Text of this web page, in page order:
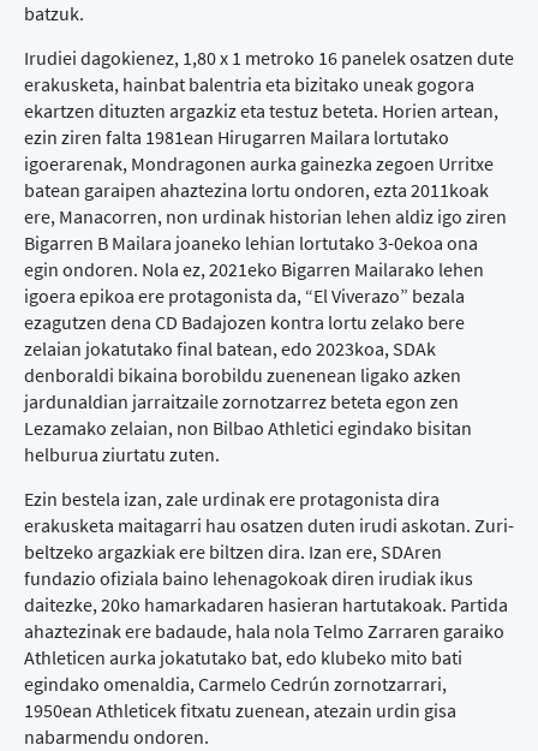
batzuk.
Irudiei dagokienez, 1,80 x 1 metroko 16 panelek osatzen dute
erakusketa, hainbat balentria eta bizitako uneak gogora
ekartzen dituzten argazkiz eta testuz beteta. Horien artean,
ezin ziren falta 1981ean Hirugarren Mailara lortutako
igoerarenak, Mondragonen aurka gainezka zegoen Urritxe
batean garaipen ahaztezina lortu ondoren, ezta 2011koak
ere, Manacorren, non urdinak historian lehen aldiz igo ziren
Bigarren B Mailara joaneko lehian lortutako 3-0ekoa ona
egin ondoren. Nola ez, 2021eko Bigarren Mailarako lehen
igoera epikoa ere protagonista da, “El Viverazo” bezala
ezagutzen dena CD Badajozen kontra lortu zelako bere
zelaian jokatutako final batean, edo 2023koa, SDAk
denboraldi bikaina borobildu zuenenean ligako azken
jardunaldian jarraitzaile zornotzarrez beteta egon zen
Lezamako zelaian, non Bilbao Athletici egindako bisitan
helburua ziurtatu zuten.
Ezin bestela izan, zale urdinak ere protagonista dira
erakusketa maitagarri hau osatzen duten irudi askotan. Zuri-
beltzeko argazkiak ere biltzen dira. Izan ere, SDAren
fundazio ofiziala baino lehenagokoak diren irudiak ikus
daitezke, 20ko hamarkadaren hasieran hartutakoak. Partida
ahaztezinak ere badaude, hala nola Telmo Zarraren garaiko
Athleticen aurka jokatutako bat, edo klubeko mito bati
egindako omenaldia, Carmelo Cedrún zornotzarrari,
1950ean Athleticek fitxatu zuenean, atezain urdin gisa
nabarmendu ondoren.